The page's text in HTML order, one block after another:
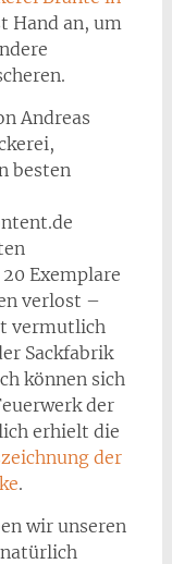
Hand an, um
Andreas
besten
Exemplare
verlost –
vermutlich
Sackfabrik
können sich
der
erhielt die
der
.
wir unseren